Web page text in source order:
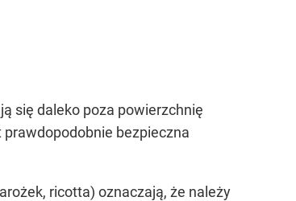
się daleko poza powierzchnię
prawdopodobnie bezpieczna
ricotta) oznaczają, że należy